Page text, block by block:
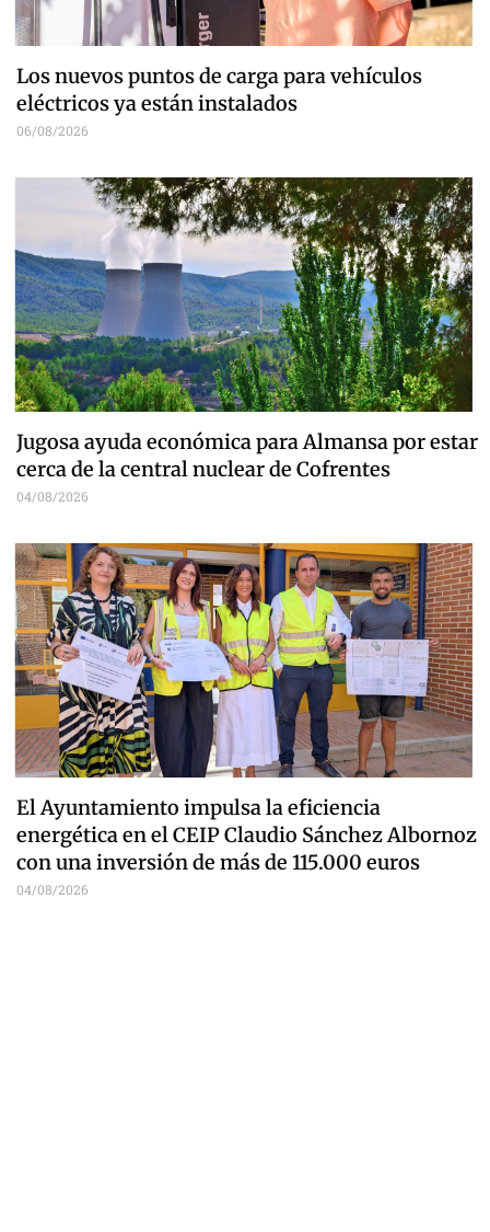
Los nuevos puntos de carga para vehículos
eléctricos ya están instalados
06/08/2026
Jugosa ayuda económica para Almansa por estar
cerca de la central nuclear de Cofrentes
04/08/2026
El Ayuntamiento impulsa la eficiencia
energética en el CEIP Claudio Sánchez Albornoz
con una inversión de más de 115.000 euros
04/08/2026